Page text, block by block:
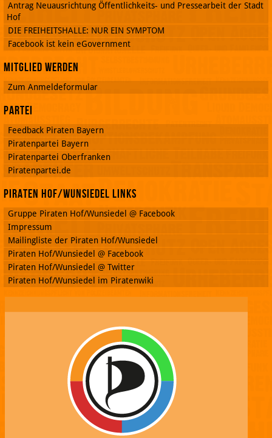
Antrag Neuausrichtung Öffentlichkeits- und Pressearbeit der Stadt
Hof
DIE FREIHEITSHALLE: NUR EIN SYMPTOM
Facebook ist kein eGovernment
Mitglied werden
Zum Anmeldeformular
Partei
Feedback Piraten Bayern
Piratenpartei Bayern
Piratenpartei Oberfranken
Piratenpartei.de
Piraten Hof/Wunsiedel Links
Gruppe Piraten Hof/Wunsiedel @ Facebook
Impressum
Mailingliste der Piraten Hof/Wunsiedel
Piraten Hof/Wunsiedel @ Facebook
Piraten Hof/Wunsiedel @ Twitter
Piraten Hof/Wunsiedel im Piratenwiki